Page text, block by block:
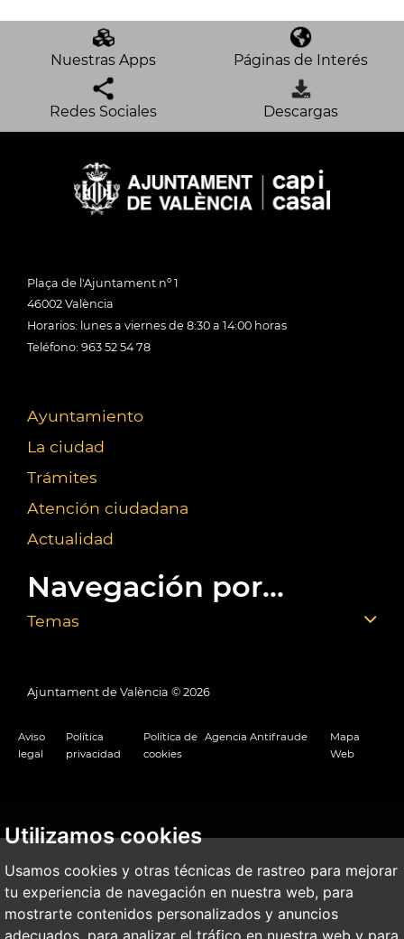
Utilizamos cookies
Usamos cookies y otras técnicas de rastreo para mejorar
tu experiencia de navegación en nuestra web, para
mostrarte contenidos personalizados y anuncios
adecuados, para analizar el tráfico en nuestra web y para
Nuestras Apps Páginas de Interés
Redes Sociales Descargas
Plaça de l'Ajuntament nº 1
46002 València
Horarios: lunes a viernes de 8:30 a 14:00 horas
Teléfono: 963 52 54 78
Ayuntamiento
La ciudad
Trámites
Atención ciudadana
Actualidad
Navegación por...
Temas
Ajuntament de València © 2026
Aviso
legal
Política
privacidad
Política de
cookies
Agencia Antifraude
Mapa
Web